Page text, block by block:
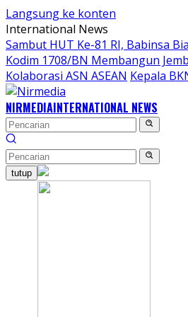
Langsung ke konten
International News
Sambut HUT Ke-81 RI, Babinsa
Kodim 1708/BN Membangun
Kolaborasi ASN ASEAN Kepala
NIRMEDIAINTERNATIONAL NEWS
tutup